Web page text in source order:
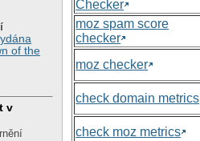
of the
v
Checker
moz spam score
checker
moz checker
check domain metrics
check moz metrics